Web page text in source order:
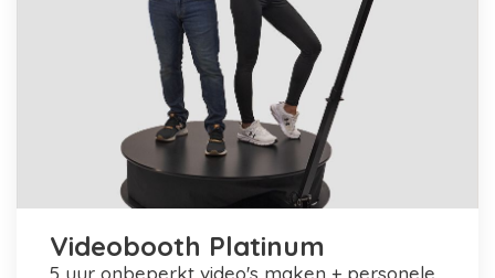
Videobooth Platinum
5 uur onbeperkt video's maken + personele